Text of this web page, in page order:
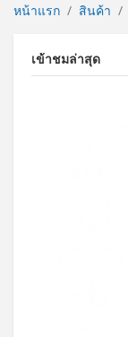
หน้าแรก สินค้า
เข้าชมล่าสุด